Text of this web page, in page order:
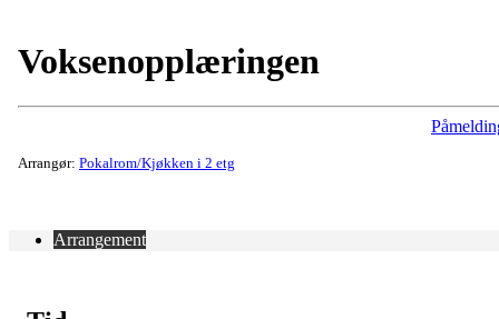
Voksenopplæringen
Arrangør: Pokalrom/Kjøkken i 2 etg
Arrangement